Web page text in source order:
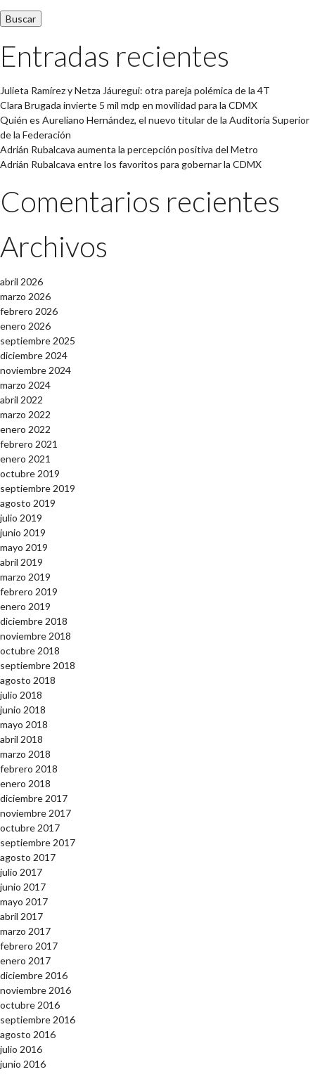
Entradas recientes
Julieta Ramírez y Netza Jáuregui: otra pareja polémica de la 4T
Clara Brugada invierte 5 mil mdp en movilidad para la CDMX
Quién es Aureliano Hernández, el nuevo titular de la Auditoría Superior
de la Federación
Adrián Rubalcava aumenta la percepción positiva del Metro
Adrián Rubalcava entre los favoritos para gobernar la CDMX
Comentarios recientes
Archivos
abril 2026
marzo 2026
febrero 2026
enero 2026
septiembre 2025
diciembre 2024
noviembre 2024
marzo 2024
abril 2022
marzo 2022
enero 2022
febrero 2021
enero 2021
octubre 2019
septiembre 2019
agosto 2019
julio 2019
junio 2019
mayo 2019
abril 2019
marzo 2019
febrero 2019
enero 2019
diciembre 2018
noviembre 2018
octubre 2018
septiembre 2018
agosto 2018
julio 2018
junio 2018
mayo 2018
abril 2018
marzo 2018
febrero 2018
enero 2018
diciembre 2017
noviembre 2017
octubre 2017
septiembre 2017
agosto 2017
julio 2017
junio 2017
mayo 2017
abril 2017
marzo 2017
febrero 2017
enero 2017
diciembre 2016
noviembre 2016
octubre 2016
septiembre 2016
agosto 2016
julio 2016
junio 2016